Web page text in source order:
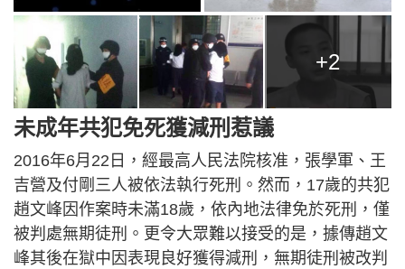
+2
未成年共犯免死獲減刑惹議
2016年6月22日，經最高人民法院核准，張學軍、王
吉營及付剛三人被依法執行死刑。然而，17歲的共犯
趙文峰因作案時未滿18歲，依內地法律免於死刑，僅
被判處無期徒刑。更令大眾難以接受的是，據傳趙文
峰其後在獄中因表現良好獲得減刑，無期徒刑被改判